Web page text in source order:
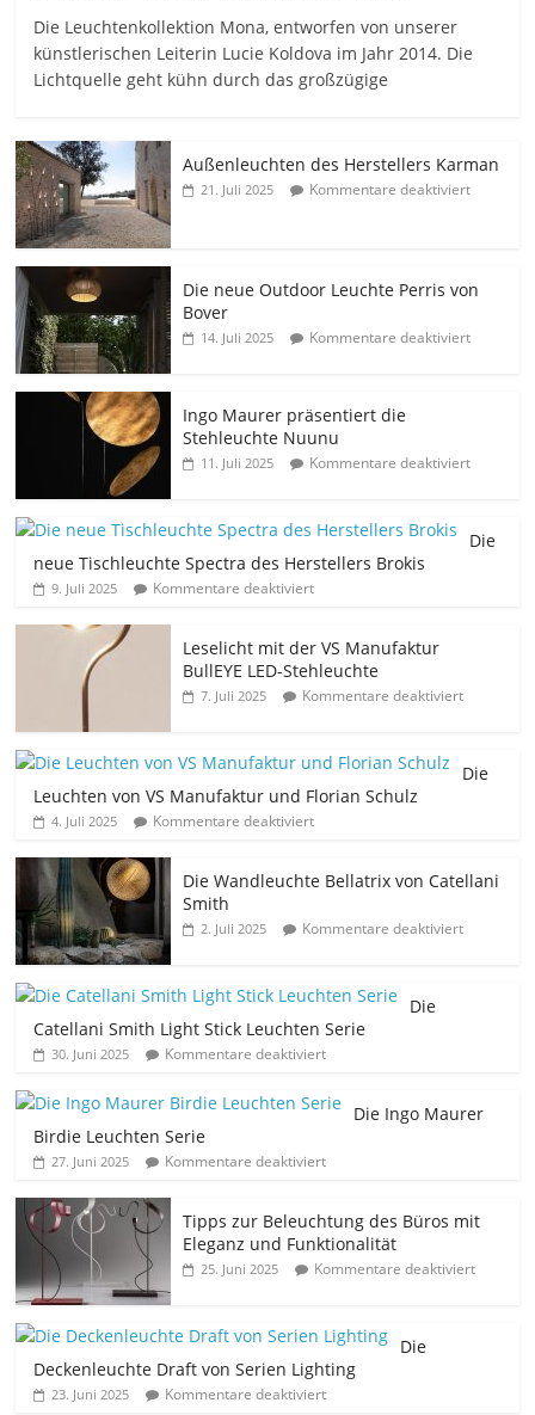
Die Leuchtenkollektion Mona, entworfen von unserer
künstlerischen Leiterin Lucie Koldova im Jahr 2014. Die
Lichtquelle geht kühn durch das großzügige
Außenleuchten des Herstellers Karman
21. Juli 2025 Kommentare deaktiviert
Die neue Outdoor Leuchte Perris von
Bover
14. Juli 2025 Kommentare deaktiviert
Ingo Maurer präsentiert die
Stehleuchte Nuunu
11. Juli 2025 Kommentare deaktiviert
Die
neue Tischleuchte Spectra des Herstellers Brokis
9. Juli 2025 Kommentare deaktiviert
Leselicht mit der VS Manufaktur
BullEYE LED-Stehleuchte
7. Juli 2025 Kommentare deaktiviert
Die
Leuchten von VS Manufaktur und Florian Schulz
4. Juli 2025 Kommentare deaktiviert
Die Wandleuchte Bellatrix von Catellani
Smith
2. Juli 2025 Kommentare deaktiviert
Die
Catellani Smith Light Stick Leuchten Serie
30. Juni 2025 Kommentare deaktiviert
Die Ingo Maurer
Birdie Leuchten Serie
27. Juni 2025 Kommentare deaktiviert
Tipps zur Beleuchtung des Büros mit
Eleganz und Funktionalität
25. Juni 2025 Kommentare deaktiviert
Die
Deckenleuchte Draft von Serien Lighting
23. Juni 2025 Kommentare deaktiviert